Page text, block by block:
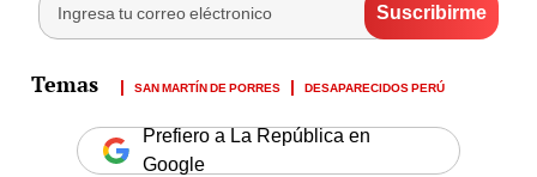
SAN MARTÍN DE PORRES DESAPARECIDOS PERÚ
Prefiero a La República en
Google